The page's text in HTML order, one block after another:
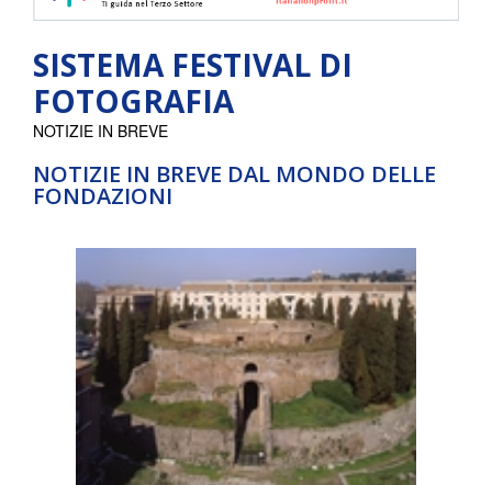
SISTEMA FESTIVAL DI
FOTOGRAFIA
NOTIZIE IN BREVE DAL MONDO DELLE
FONDAZIONI
NOTIZIE IN BREVE